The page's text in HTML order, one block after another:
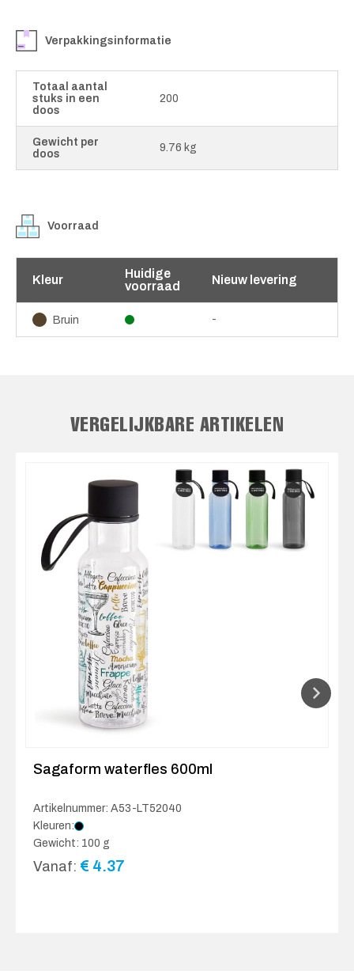
Verpakkingsinformatie
Totaal aantal
stuks in een
doos
200
Gewicht per
doos
9.76 kg
Voorraad
Kleur
Huidige
voorraad
Nieuw levering
Bruin -
VERGELIJKBARE ARTIKELEN
Sagaform waterfles 600ml
Artikelnummer: A53-LT52040
Kleuren:
Gewicht: 100 g
Vanaf: € 4.37